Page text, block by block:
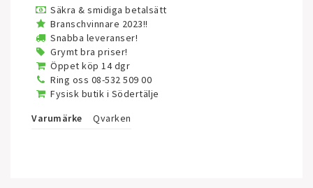
Säkra & smidiga betalsätt
Branschvinnare 2023!!
Snabba leveranser!
Grymt bra priser!
Öppet köp 14 dgr
Ring oss 08-532 509 00
Fysisk butik i Södertälje
Varumärke
Qvarken